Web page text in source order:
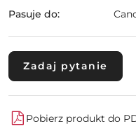
Pasuje do:
Zadaj pytanie
Pobierz produkt do